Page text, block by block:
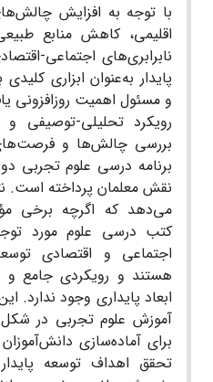
با توجه به افزایش
اقلیمی، کاهش منابع
نابرابری‌های اجتماعی-
پایدار به‌عنوان ابزاری
و مسئول اهمیت روزافزونی
رویکرد تحلیلی-توصیفی و
بررسی چالش‌ها و
برنامه درسی علوم تجربی
نقش معلمان پرداخته است.
می‌دهد که اگرچه برخی
کتب درسی علوم مورد توجه
اجتماعی و اقتصادی
هستند و رویکردی جامع
ابعاد پایداری وجود
آموزش علوم تجربی در
برای آماده‌سازی
تحقق اهداف توسعه